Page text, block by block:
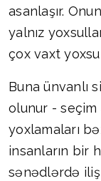
asanlaşır.
yalnız
çox vaxt
Buna ünvanlı
olunur -
yoxlamaları
insanların bir
sənədlərdə